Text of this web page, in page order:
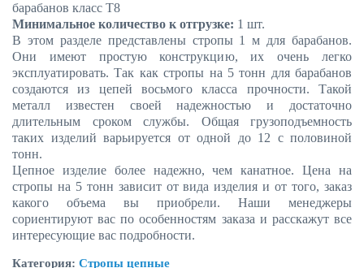
барабанов класс Т8
Минимальное количество к отгрузке: 1 шт.
В этом разделе представлены стропы 1 м для барабанов.
Они имеют простую конструкцию, их очень легко
эксплуатировать. Так как стропы на 5 тонн для барабанов
создаются из цепей восьмого класса прочности. Такой
металл известен своей надежностью и достаточно
длительным сроком службы. Общая грузоподъемность
таких изделий варьируется от одной до 12 с половиной
тонн.
Цепное изделие более надежно, чем канатное. Цена на
стропы на 5 тонн зависит от вида изделия и от того, заказ
какого объема вы приобрели. Наши менеджеры
сориентируют вас по особенностям заказа и расскажут все
интересующие вас подробности.
Категория: Стропы цепные